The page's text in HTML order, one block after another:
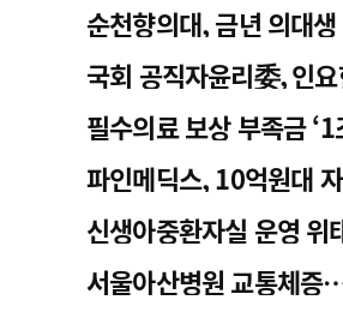
순천향의대, 금년 의대
국회 공직자윤리委, 인
필수의료 보상 부족금
파인메딕스, 10억원대
신생아중환자실 운영 위
서울아산병원 교통체